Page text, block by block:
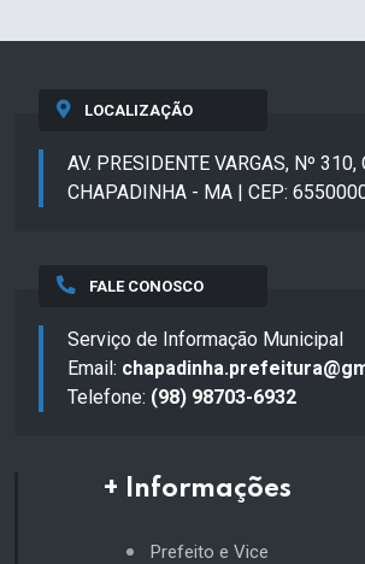
LOCALIZAÇÃO
AV. PRESIDENTE VARGAS, Nº 310,
CHAPADINHA - MA | CEP:
FALE CONOSCO
Serviço de Informação Municipal
Email:
Telefone: (98) 98703-6932
+ Informações
Prefeito e Vice